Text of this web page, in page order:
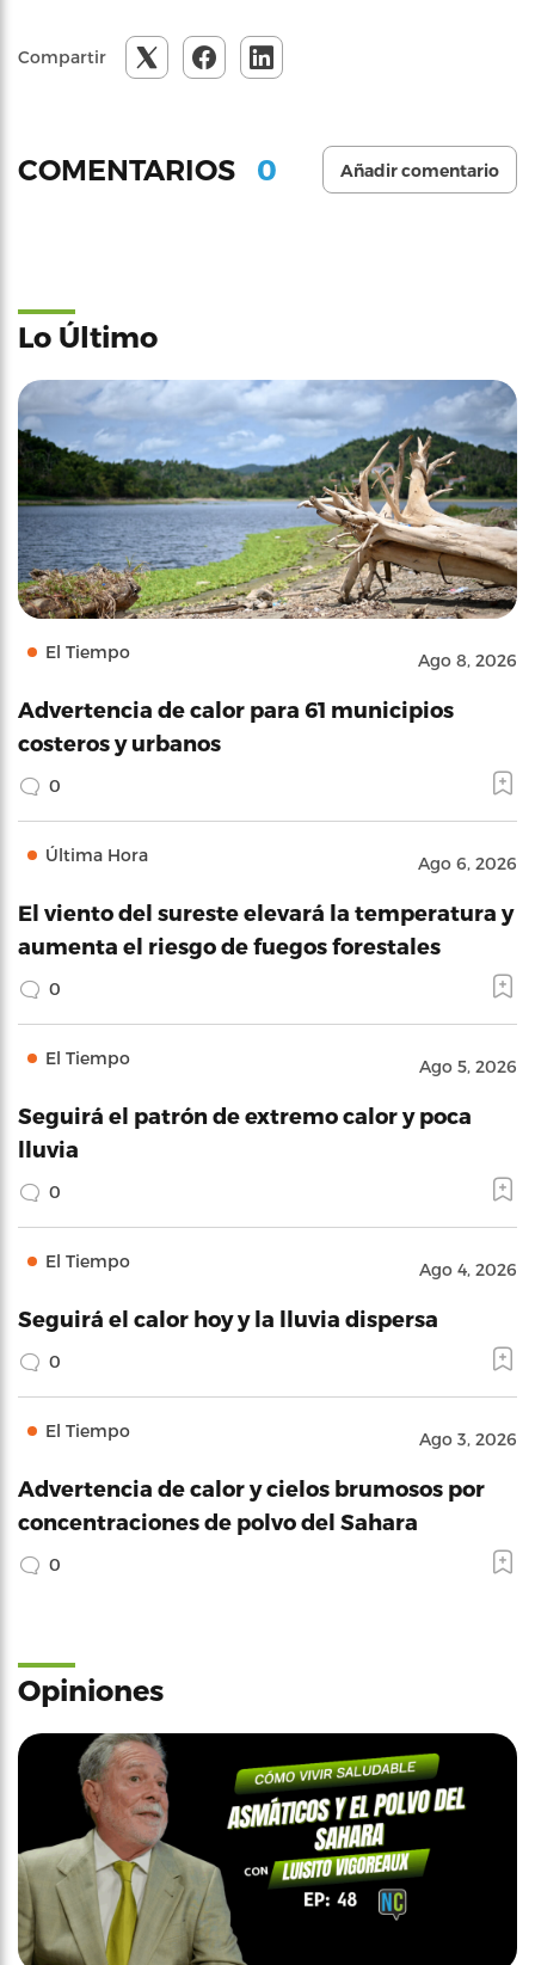
Compartir
COMENTARIOS 0 Añadir comentario
Lo Último
El Tiempo Ago 8, 2026
Advertencia de calor para 61 municipios
costeros y urbanos
0
Última Hora Ago 6, 2026
El viento del sureste elevará la temperatura y
aumenta el riesgo de fuegos forestales
0
El Tiempo Ago 5, 2026
Seguirá el patrón de extremo calor y poca
lluvia
0
El Tiempo Ago 4, 2026
Seguirá el calor hoy y la lluvia dispersa
0
El Tiempo Ago 3, 2026
Advertencia de calor y cielos brumosos por
concentraciones de polvo del Sahara
0
Opiniones